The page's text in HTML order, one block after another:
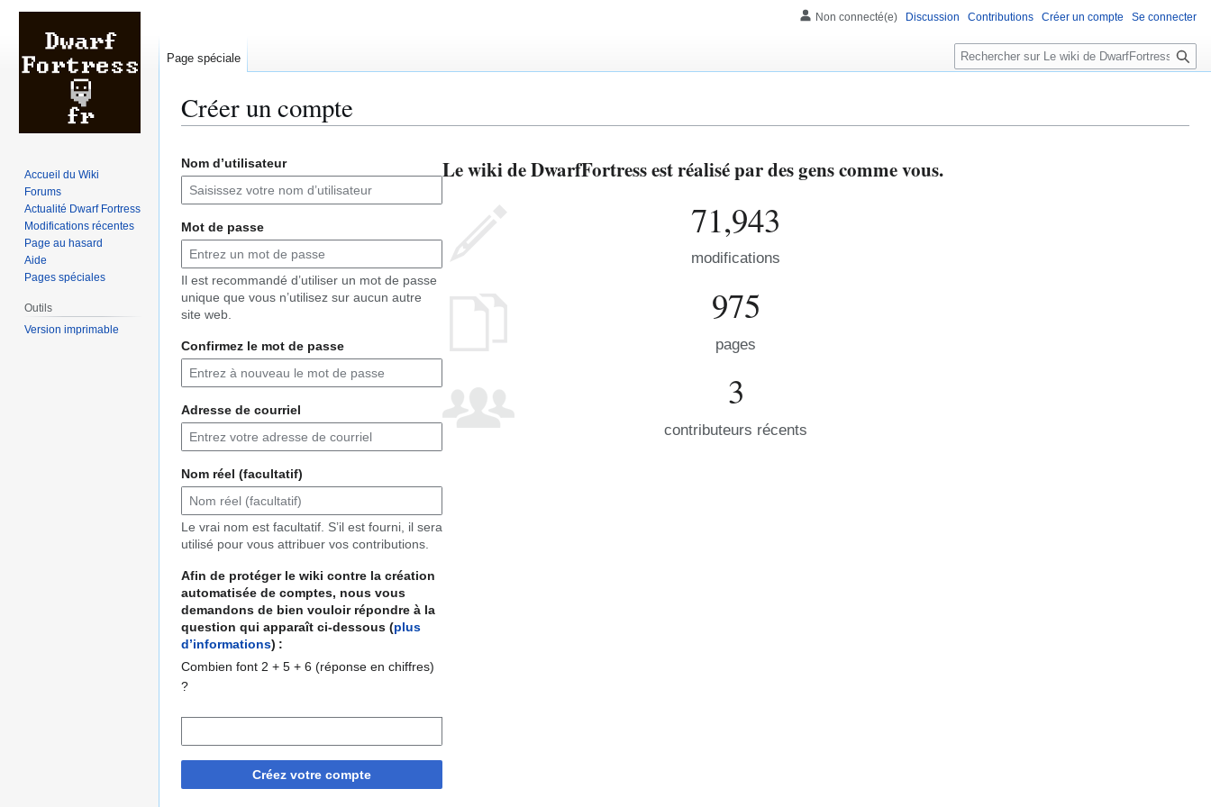
Créer un compte
à
navigation
à
recherche
Nom d’utilisateur
Mot de passe
Il est recommandé d’utiliser un mot de passe
unique que vous n’utilisez sur aucun autre
site web.
Confirmez le mot de passe
Adresse de courriel
Nom réel (facultatif)
Le vrai nom est facultatif. S’il est fourni, il sera
utilisé pour vous attribuer vos contributions.
Afin de protéger le wiki contre la création
automatisée de comptes, nous vous
demandons de bien vouloir répondre à la
question qui apparaît ci-dessous (plus
d’informations) :
Combien font 2 + 5 + 6 (réponse en chiffres)
?
Créez votre compte
Le wiki de DwarfFortress est réalisé par des gens comme vous.
71,943
modifications
975
pages
3
contributeurs récents
Non connecté(e) Discussion Contributions Créer un compte Se connecter
Page spéciale
R
e
e
Accueil du Wiki
Forums
Actualité Dwarf Fortress
Modifications récentes
Page au hasard
Aide
Pages spéciales
Outils
Version imprimable